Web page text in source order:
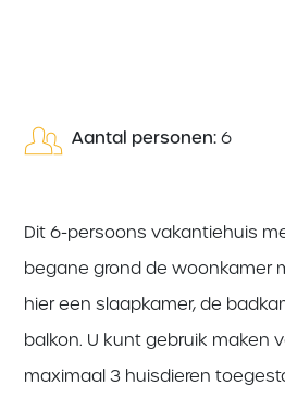
Aantal personen:6
Dit 6-persoons vakantiehuis
begane grond de woonkamer
hier een slaapkamer, de
balkon. U kunt gebruik maken
maximaal 3 huisdieren